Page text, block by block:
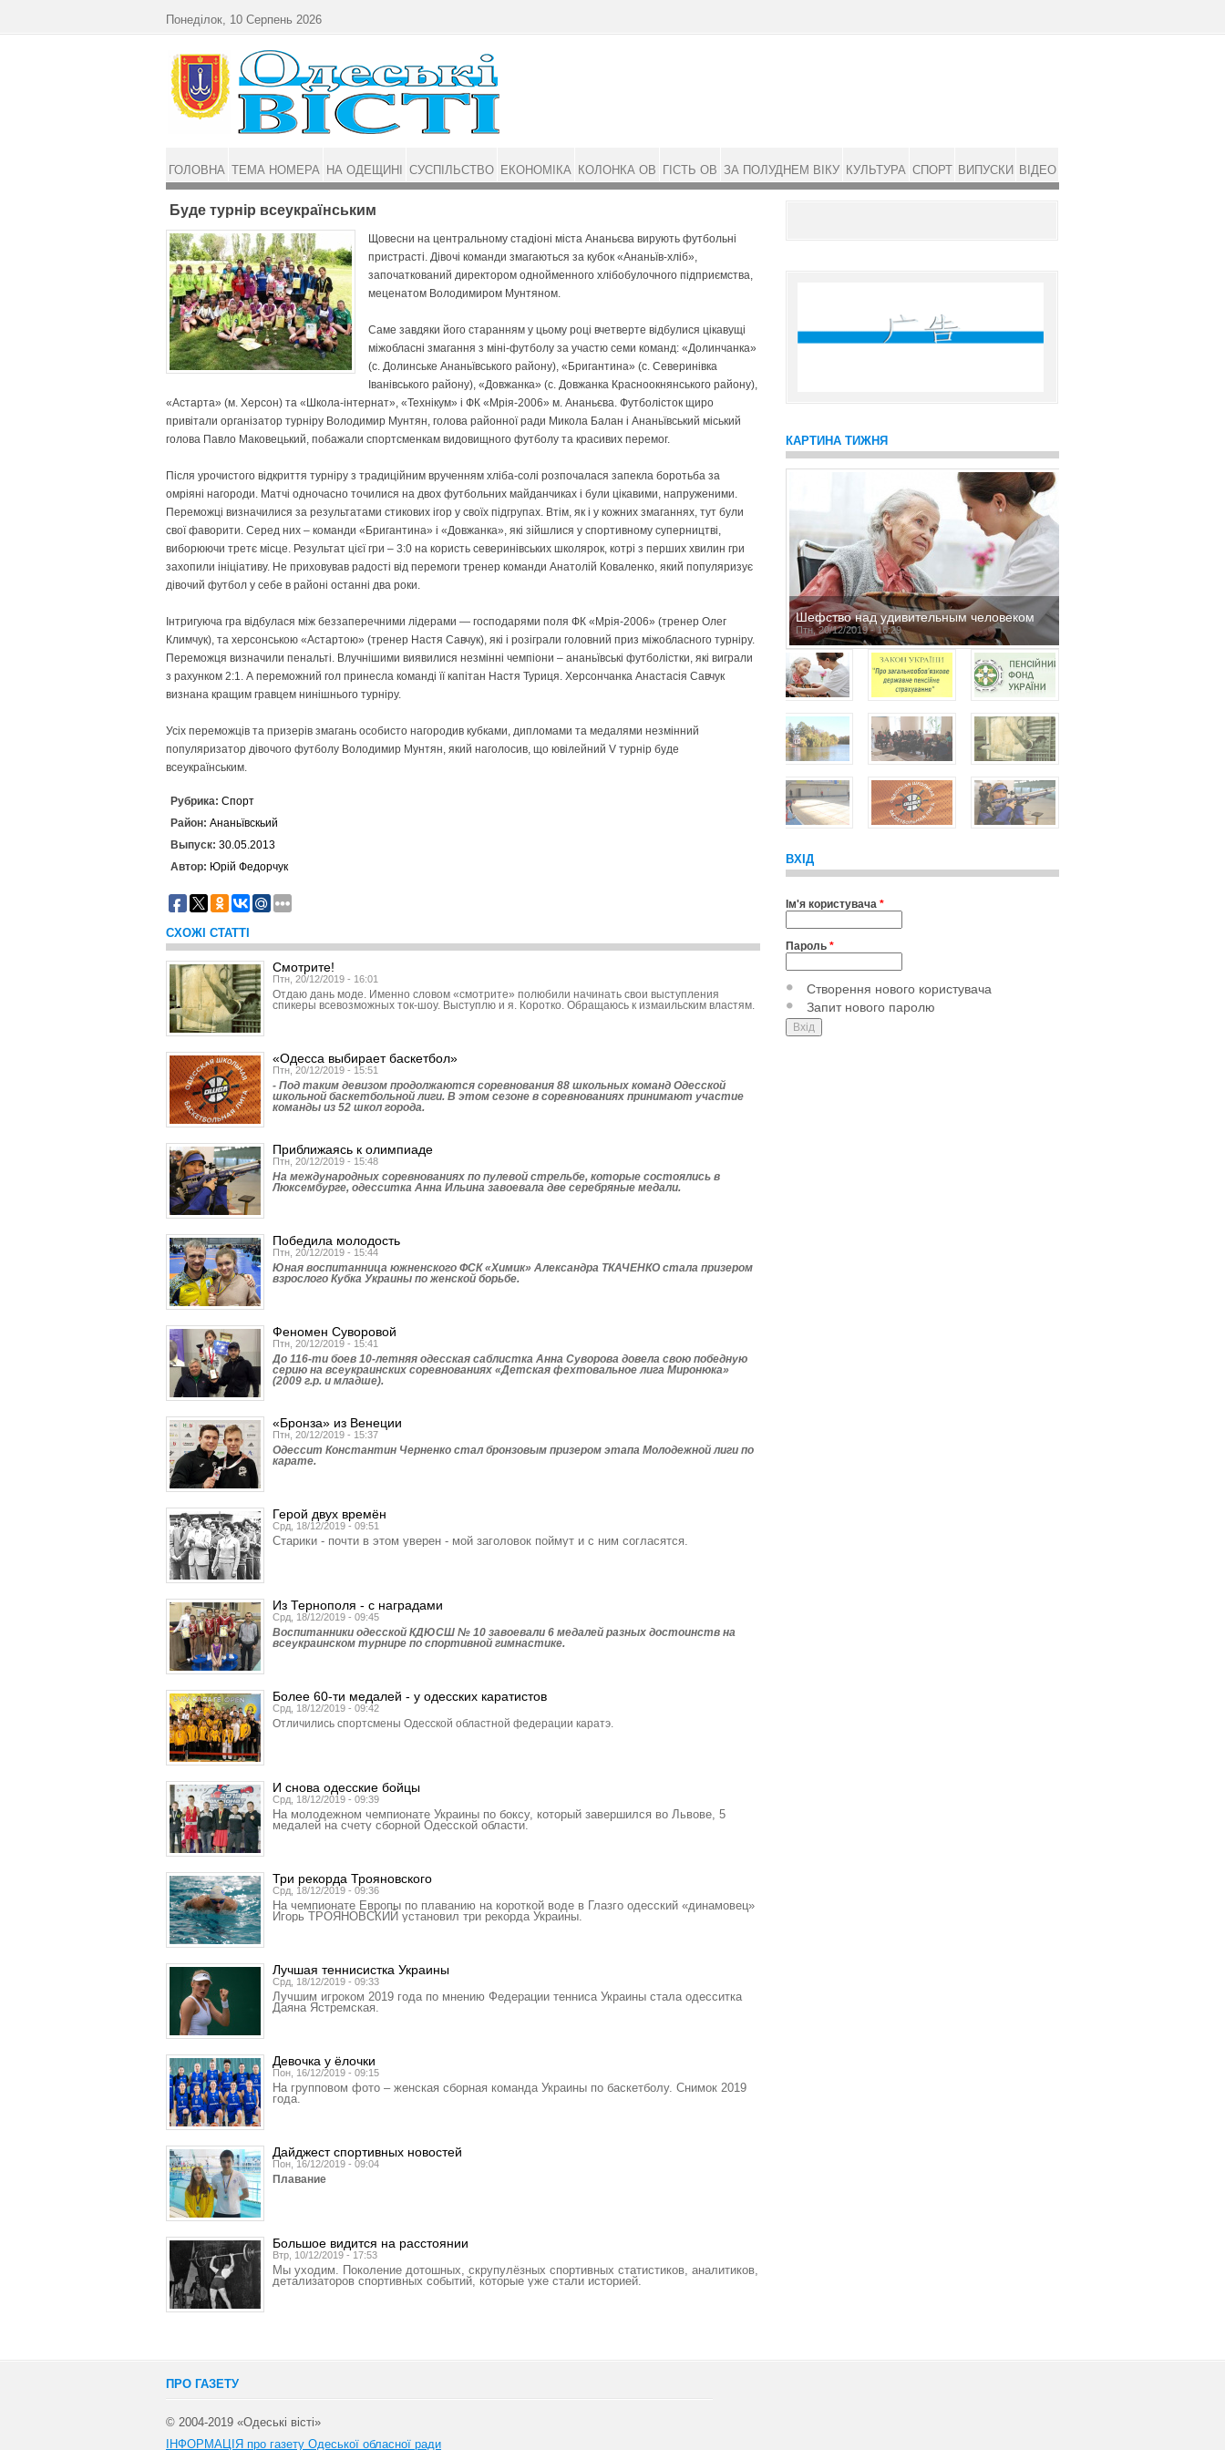
Буде турнір всеукраїнським
Щовесни на центральному стадіоні міста Ананьєва вирують футбольні
пристрасті. Дівочі команди змагаються за кубок «Ананьїв-хліб»,
започаткований директором однойменного хлібобулочного підприємства,
меценатом Володимиром Мунтяном.
Саме завдяки його старанням у цьому році вчетверте відбулися цікавущі
міжобласні змагання з міні-футболу за участю семи команд: «Долинчанка»
(с. До­линське Ананьївського району), «Бригантина» (с. Северинівка
Іванівського району), «Довжанка» (с. Довжанка Красноокнянського району),
«Ас­тарта» (м. Херсон) та «Школа-інтернат», «Технікум» і ФК «Мрія-2006» м. Ананьєва. Футболісток щиро
привітали організатор турніру Володимир Мунтян, голова районної ради Микола Балан і Ананьївський міський
голова Павло Маковецький, побажали спортсменкам видовищного футболу та красивих перемог.
Після урочистого відкриття турніру з традиційним врученням хліба-солі розпочалася запекла боротьба за
омріяні нагороди. Матчі одночасно точилися на двох футбольних майданчиках і були цікавими, напруженими.
Переможці визначилися за результатами стикових ігор у своїх підгрупах. Втім, як і у кожних змаганнях, тут були
свої фаворити. Серед них – команди «Бригантина» і «Довжанка», які зійшлися у спортивному суперництві,
виборюючи третє місце. Результат цієї гри – 3:0 на користь северинівських школярок, котрі з перших хвилин гри
захопили ініціативу. Не приховував радості від перемоги тренер команди Анатолій Коваленко, який популяризує
дівочий футбол у себе в районі останні два роки.
Інтригуюча гра відбулася між беззаперечними лідерами — господарями поля ФК «Мрія-2006» (тренер Олег
Климчук), та херсонською «Астартою» (тренер Настя Савчук), які і розіграли головний приз між­обласного турніру.
Переможця ви­значили пенальті. Влучнішими виявилися незмінні чемпіони – ананьївські футболістки, які виграли
з рахунком 2:1. А переможний гол принесла команді її капітан Настя Туриця. Херсончанка Анастасія Савчук
визнана кращим гравцем нинішнього турніру.
Усіх переможців та призерів змагань особисто нагородив кубками, дипломами та медалями незмінний
популяризатор дівочого футболу Володимир Мунтян, який наголосив, що ювілейний V турнір буде
всеукраїнським.
Рубрика: Спорт
Район: Ананьївскьий
Выпуск: 30.05.2013
Автор: Юрій Федорчук
СХОЖІ СТАТТІ
Смотрите!
Птн, 20/12/2019 - 16:01
Отдаю дань моде. Именно словом «смотрите» полюбили начинать свои выступления
спикеры всевозможных ток-шоу. Выступлю и я. Коротко. Обращаюсь к измаильским властям.
«Одесса выбирает баскетбол»
Птн, 20/12/2019 - 15:51
- Под таким девизом продолжаются соревнования 88 школьных команд Одесской
школьной баскетбольной лиги. В этом сезоне в соревнованиях принимают участие
команды из 52 школ города.
Приближаясь к олимпиаде
Птн, 20/12/2019 - 15:48
На международных соревнованиях по пулевой стрельбе, которые состоялись в
Люксембурге, одесситка Анна Ильина завоевала две серебряные медали.
Победила молодость
Птн, 20/12/2019 - 15:44
Юная воспитанница южненского ФСК «Химик» Александра ТКАЧЕНКО стала призером
взрослого Кубка Украины по женской борьбе.
Феномен Суворовой
Птн, 20/12/2019 - 15:41
До 116-ти боев 10-летняя одесская саблистка Анна Суворова довела свою победную
серию на всеукраинских соревнованиях «Детская фехтовальное лига Миронюка»
(2009 г.р. и младше).
«Бронза» из Венеции
Птн, 20/12/2019 - 15:37
Одессит Константин Черненко стал бронзовым призером этапа Моло­дежной лиги по
карате.
Герой двух времён
Срд, 18/12/2019 - 09:51
Старики - почти в этом уверен - мой заголовок поймут и с ним согласятся.
Из Тернополя - с наградами
Срд, 18/12/2019 - 09:45
Воспитанники одесской КДЮСШ № 10 завоевали 6 медалей разных достоинств на
всеукраинском турнире по спортивной гимнастике.
Более 60-ти медалей - у одесских каратистов
Срд, 18/12/2019 - 09:42
Отличились спортсмены Одесской областной федерации каратэ.
И снова одесские бойцы
Срд, 18/12/2019 - 09:39
На молодежном чемпионате Украины по боксу, который завершился во Львове, 5
медалей на счету сборной Одесской области.
Три рекорда Трояновского
Срд, 18/12/2019 - 09:36
На чемпионате Европы по плаванию на короткой воде в Глазго одесский «динамовец»
Игорь ТРОЯНОВСКИЙ установил три рекорда Украины.
Лучшая теннисистка Украины
Срд, 18/12/2019 - 09:33
Лучшим игроком 2019 года по мнению Федерации тенниса Украины стала одесситка
Даяна Ястремская.
Девочка у ёлочки
Пон, 16/12/2019 - 09:15
На групповом фото – женская сборная команда Украины по баскетболу. Снимок 2019
года.
Дайджест спортивных новостей
Пон, 16/12/2019 - 09:04
Плавание
Большое видится на расстоянии
Втр, 10/12/2019 - 17:53
Мы уходим. Поколение дотошных, скрупулёзных спортивных статистиков, аналитиков,
детализаторов спортивных событий, которые уже стали историей.
КАРТИНА ТИЖНЯ
Шефство над удивительным человеком
Птн, 20/12/2019 - 16:29
ВХІД
Ім'я користувача *
Пароль *
Створення нового користувача
Запит нового паролю
Понеділок, 10 Серпень 2026
ГОЛОВНА ТЕМА НОМЕРА НА ОДЕЩИНІ СУСПІЛЬСТВО ЕКОНОМІКА КОЛОНКА ОВ ГІСТЬ ОВ ЗА ПОЛУДНЕМ ВІКУ КУЛЬТУРА СПОРТ ВИПУСКИ ВІДЕО
ПРО ГАЗЕТУ
© 2004-2019 «Одеські вісті»
ІНФОРМАЦІЯ про газету Одеської обласної ради